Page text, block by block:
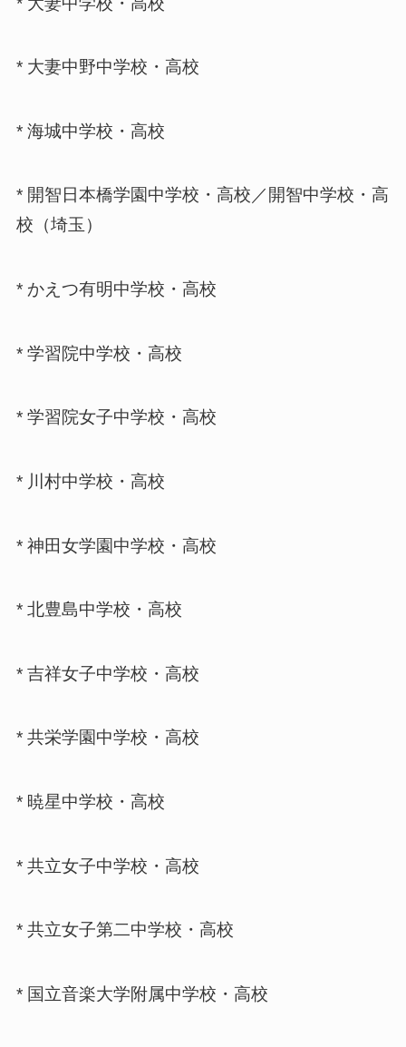
* 大妻中野中学校・高校
* 海城中学校・高校
* 開智日本橋学園中学校・高校／開智中学校・高
校（埼玉）
* かえつ有明中学校・高校
* 学習院中学校・高校
* 学習院女子中学校・高校
* 川村中学校・高校
* 神田女学園中学校・高校
* 北豊島中学校・高校
* 吉祥女子中学校・高校
* 共栄学園中学校・高校
* 暁星中学校・高校
* 共立女子中学校・高校
* 共立女子第二中学校・高校
* 国立音楽大学附属中学校・高校